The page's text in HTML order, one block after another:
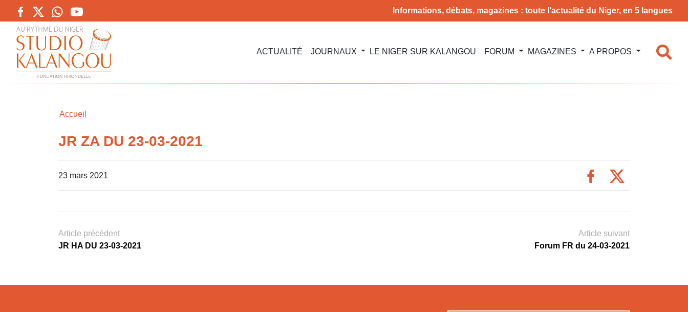
Informations, débats, magazines : toute l’actualité du Niger, en 5 langues
ACTUALITÉ JOURNAUX LE NIGER SUR KALANGOU FORUM MAGAZINES A PROPOS
Accueil
JR ZA DU 23-03-2021
23 mars 2021
Article précédent
JR HA DU 23-03-2021
Article suivant
Forum FR du 24-03-2021